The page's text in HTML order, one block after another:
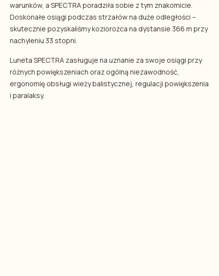
warunków, a SPECTRA poradziła sobie z tym znakomicie.
Doskonałe osiągi podczas strzałów na duże odległości –
skutecznie pozyskaliśmy koziorożca na dystansie 366 m przy
nachyleniu 33 stopni.
Luneta SPECTRA zasługuje na uznanie za swoje osiągi przy
różnych powiększeniach oraz ogólną niezawodność,
ergonomię obsługi wieży balistycznej, regulacji powiększenia
i paralaksy.